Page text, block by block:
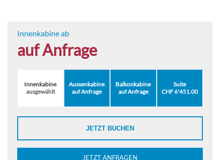
Innenkabine ab
auf Anfrage
Innenkabine
ausgewählt
Aussenkabine
auf Anfrage
Balkonkabine
auf Anfrage
Suite
CHF 6'451.00
JETZT BUCHEN
JETZT ANFRAGEN